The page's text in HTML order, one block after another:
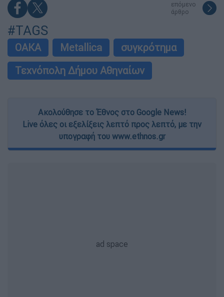
επόμενο
άρθρο
#TAGS
ΟΑΚΑ Metallica
συγκρότημα
Τεχνόπολη Δήμου Αθηναίων
Ακολούθησε το Έθνος στο Google News!
Live όλες οι εξελίξεις λεπτό προς λεπτό, με την
υπογραφή του www.ethnos.gr